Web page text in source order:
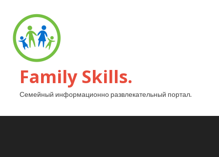
Family Skills.
Семейный информационно развлекательный портал.